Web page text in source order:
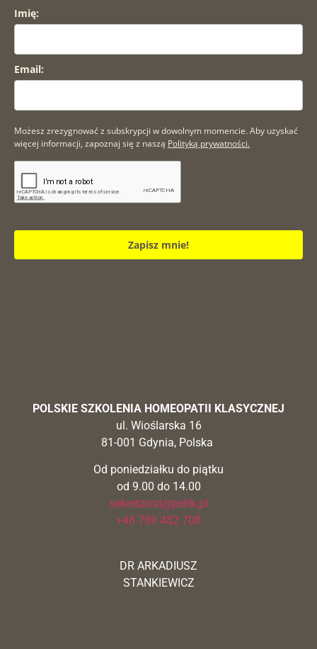
Imię:
Email:
Możesz zrezygnować z subskrypcji w dowolnym momencie. Aby uzyskać
więcej informacji, zapoznaj się z naszą Polityką prywatności.
Zapisz mnie!
POLSKIE SZKOLENIA HOMEOPATII KLASYCZNEJ
ul. Wioślarska 16
81-001 Gdynia, Polska
Od poniedziałku do piątku
od 9.00 do 14.00
sekretariat@pshk.pl
+48 789 482 708
DR ARKADIUSZ
STANKIEWICZ